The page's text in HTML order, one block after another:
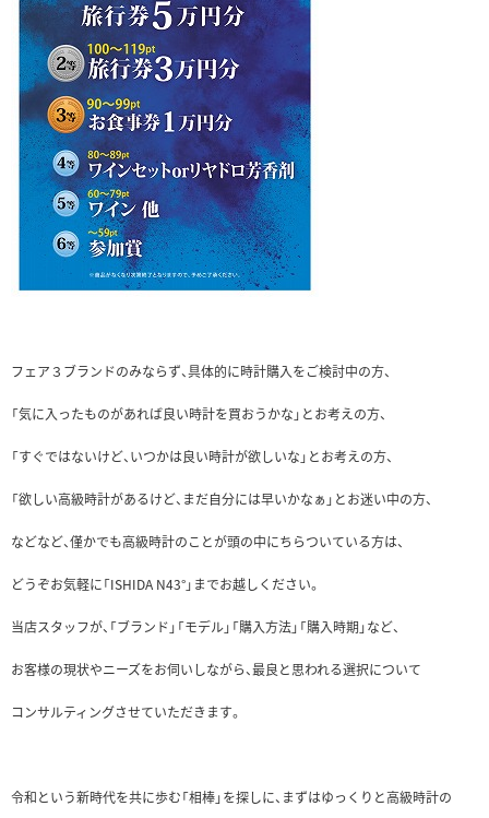
フェア３ブランドのみならず、具体的に時計購入をご検討中の方、
「気に入ったものがあれば良い時計を買おうかな」とお考えの方、
「すぐではないけど、いつかは良い時計が欲しいな」とお考えの方、
「欲しい高級時計があるけど、まだ自分には早いかなぁ」とお迷い中の方、
などなど、僅かでも高級時計のことが頭の中にちらついている方は、
どうぞお気軽に「ISHIDA N43°」までお越しください。
当店スタッフが、「ブランド」「モデル」「購入方法」「購入時期」など、
お客様の現状やニーズをお伺いしながら、最良と思われる選択について
コンサルティングさせていただきます。
令和という新時代を共に歩む「相棒」を探しに、まずはゆっくりと高級時計の